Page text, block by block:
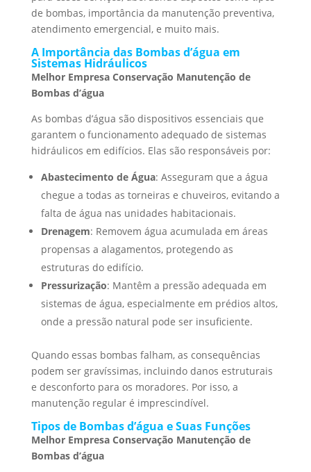
de bombas, importância da manutenção preventiva,
atendimento emergencial, e muito mais.
A Importância das Bombas d’água em
Sistemas Hidráulicos
Melhor Empresa Conservação Manutenção de
Bombas d’água
As bombas d’água são dispositivos essenciais que
garantem o funcionamento adequado de sistemas
hidráulicos em edifícios. Elas são responsáveis por:
Abastecimento de Água: Asseguram que a água
chegue a todas as torneiras e chuveiros, evitando a
falta de água nas unidades habitacionais.
Drenagem: Removem água acumulada em áreas
propensas a alagamentos, protegendo as
estruturas do edifício.
Pressurização: Mantêm a pressão adequada em
sistemas de água, especialmente em prédios altos,
onde a pressão natural pode ser insuficiente.
Quando essas bombas falham, as consequências
podem ser gravíssimas, incluindo danos estruturais
e desconforto para os moradores. Por isso, a
manutenção regular é imprescindível.
Tipos de Bombas d’água e Suas Funções
Melhor Empresa Conservação Manutenção de
Bombas d’água